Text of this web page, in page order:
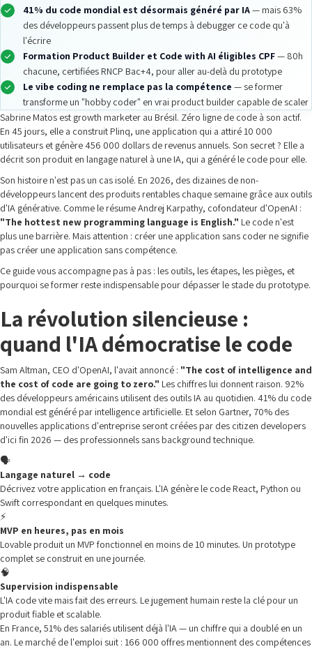
41% du code mondial est désormais généré par IA— mais 63%
des développeurs passent plus de temps à debugger ce code qu'à
l'écrire
Formation Product Builder et Code with AI éligibles CPF— 80h
chacune, certifiées RNCP Bac+4, pour aller au-delà du prototype
Le vibe coding ne remplace pas la compétence — se former
transforme un "hobby coder" en vrai product builder capable de scaler
Sabrine Matos est growth marketer au Brésil. Zéro ligne de code à son actif.
En 45 jours, elle a construit Plinq, une application qui a attiré 10 000
utilisateurs et génère 456 000 dollars de revenus annuels. Son secret ? Elle a
décrit son produit en langage naturel à une IA, qui a généré le code pour elle.
Son histoire n'est pas un cas isolé. En 2026, des dizaines de non-
développeurs lancent des produits rentables chaque semaine grâce aux outils
d'IA générative. Comme le résume Andrej Karpathy, cofondateur d'OpenAI :
"The hottest new programming language is English." Le code n'est
plus une barrière. Mais attention : créer une application sans coder ne signifie
pas créer une application sans compétence.
Ce guide vous accompagne pas à pas : les outils, les étapes, les pièges, et
pourquoi se former reste indispensable pour dépasser le stade du prototype.
La révolution silencieuse :
quand l'IA démocratise le code
Sam Altman, CEO d'OpenAI, l'avait annoncé : "The cost of intelligence and
the cost of code are going to zero." Les chiffres lui donnent raison. 92%
des développeurs américains utilisent des outils IA au quotidien. 41% du code
mondial est généré par intelligence artificielle. Et selon Gartner, 70% des
nouvelles applications d'entreprise seront créées par des citizen developers
d'ici fin 2026 — des professionnels sans background technique.
🗣️
Langage naturel → code
Décrivez votre application en français. L'IA génère le code React, Python ou
Swift correspondant en quelques minutes.
⚡
MVP en heures, pas en mois
Lovable produit un MVP fonctionnel en moins de 10 minutes. Un prototype
complet se construit en une journée.
🧠
Supervision indispensable
L'IA code vite mais fait des erreurs. Le jugement humain reste la clé pour un
produit fiable et scalable.
En France, 51% des salariés utilisent déjà l'IA — un chiffre qui a doublé en un
an. Le marché de l'emploi suit : 166 000 offres mentionnent des compétences